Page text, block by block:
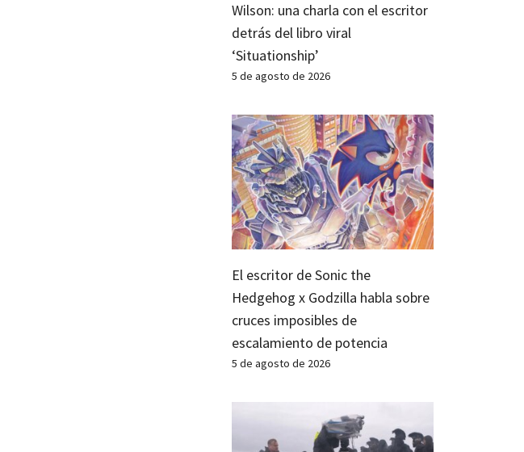
Wilson: una charla con el escritor
detrás del libro viral
‘Situationship’
5 de agosto de 2026
El escritor de Sonic the
Hedgehog x Godzilla habla sobre
cruces imposibles de
escalamiento de potencia
5 de agosto de 2026